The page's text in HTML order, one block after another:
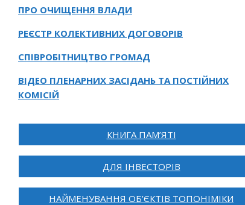
ПРО ОЧИЩЕННЯ ВЛАДИ
РЕЄСТР КОЛЕКТИВНИХ ДОГОВОРІВ
СПІВРОБІТНИЦТВО ГРОМАД
ВІДЕО ПЛЕНАРНИХ ЗАСІДАНЬ ТА ПОСТІЙНИХ
КОМІСІЙ
КНИГА ПАМ’ЯТІ
ДЛЯ ІНВЕСТОРІВ
НАЙМЕНУВАННЯ ОБ’ЄКТІВ ТОПОНІМІКИ